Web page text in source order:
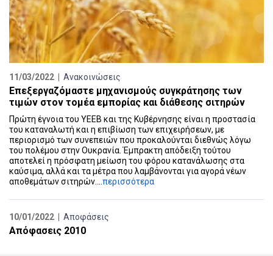
11/03/2022 | Ανακοινώσεις
Επεξεργαζόμαστε μηχανισμούς συγκράτησης των
τιμών στον τομέα εμπορίας και διάθεσης σιτηρών
Πρώτη έγνοια του ΥΕΕΒ και της Κυβέρνησης είναι η προστασία
του καταναλωτή και η επιβίωση των επιχειρήσεων, με
περιορισμό των συνεπειών που προκαλούνται διεθνώς λόγω
του πολέμου στην Ουκρανία. Έμπρακτη απόδειξη τούτου
αποτελεί η πρόσφατη μείωση του φόρου κατανάλωσης στα
καύσιμα, αλλά και τα μέτρα που λαμβάνονται για αγορά νέων
αποθεμάτων σιτηρών.... περισσότερα
10/01/2022 | Αποφάσεις
Απόφασεις 2010